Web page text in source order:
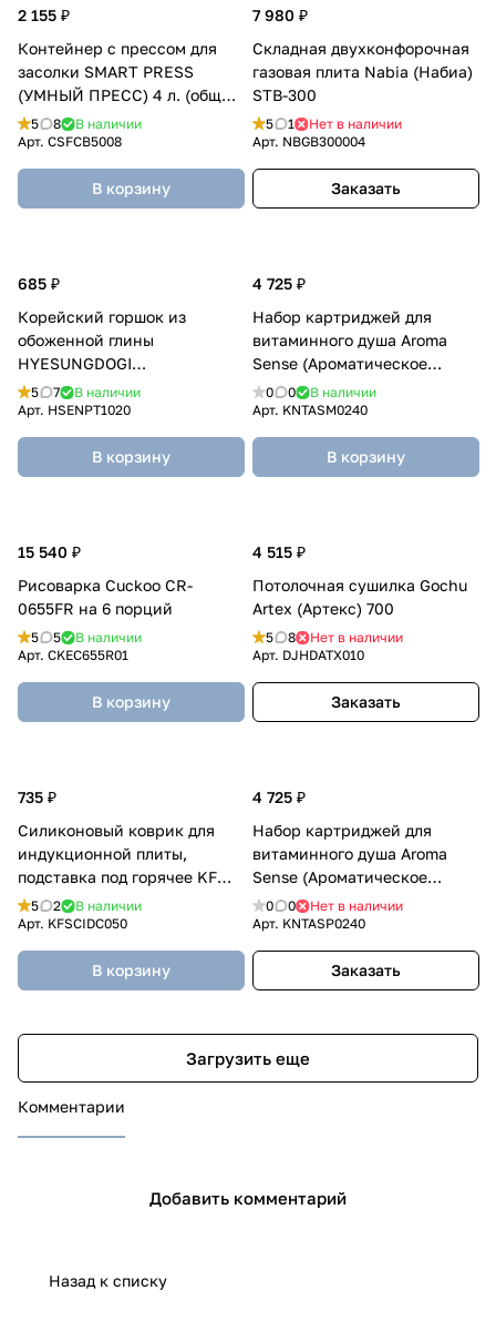
2 155 ₽
Контейнер с прессом для
засолки SMART PRESS
(УМНЫЙ ПРЕСС) 4 л. (общий
5 л.)
5 8
В наличии
Арт. CSFCB5008
В корзину
7 980 ₽
Складная двухконфорочная
газовая плита Nabia (Набиа)
STB-300
5 1
Нет в наличии
Арт. NBGB300004
Заказать
685 ₽
Корейский горшок из
обоженной глины
HYESUNGDOGI
(ХЕСУНГДОГИ) 460 мл
5 7
В наличии
Арт. HSENPT1020
В корзину
4 725 ₽
Набор картриджей для
витаминного душа Aroma
Sense (Ароматическое
ощущение) Лимон-манго (3
шт.)
0 0
В наличии
Арт. KNTASM0240
В корзину
15 540 ₽
Рисоварка Cuckoo CR-
0655FR на 6 порций
5 5
В наличии
Арт. CKEC655R01
В корзину
4 515 ₽
Потолочная сушилка Gochu
Artex (Артекс) 700
5 8
Нет в наличии
Арт. DJHDATX010
Заказать
735 ₽
Силиконовый коврик для
индукционной плиты,
подставка под горячее KF
Pastel (КФ Пастель)
5 2
В наличии
Арт. KFSCIDC050
В корзину
4 725 ₽
Набор картриджей для
витаминного душа Aroma
Sense (Ароматическое
ощущение) СОСНА (3 шт.)
0 0
Нет в наличии
Арт. KNTASP0240
Заказать
Загрузить еще
Комментарии
Добавить комментарий
Назад к списку